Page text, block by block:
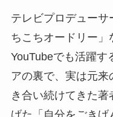
テレビプロデュー
ちこちオードリー
YouTubeでも活躍す
アの裏で、実は元来
き合い続けてきた
げた「自分をごき